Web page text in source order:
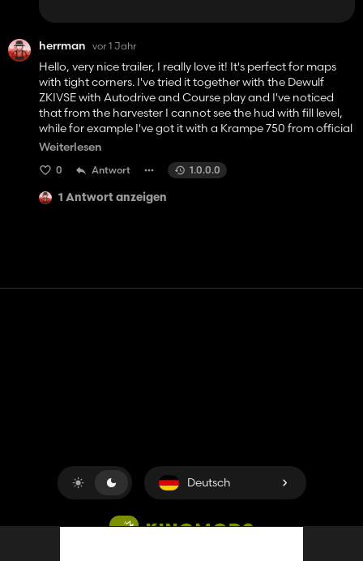
herrman vor 1 Jahr
Hello, very nice trailer, I really love it! It's perfect for maps
with tight corners. I've tried it together with the Dewulf
ZKIVSE with Autodrive and Course play and I've noticed
that from the harvester I cannot see the hud with fill level,
while for example I've got it with a Krampe 750 from official
Modhub: can someone please advice about how to solve
Thanks
Weiterlesen
0 Antwort 1.0.0.0
1 Antwort anzeigen
Deutsch